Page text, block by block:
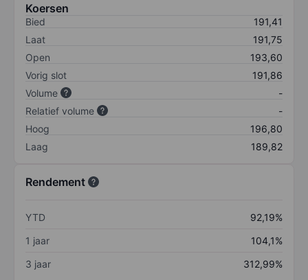
Koersen
Bied
191,41
Laat
191,75
Open
193,60
Vorig slot
191,86
Volume
-
Relatief volume
-
Hoog
196,80
Laag
189,82
Rendement
YTD
92,19%
1 jaar
104,1%
3 jaar
312,99%